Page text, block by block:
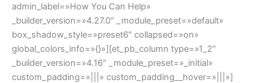
admin_label=»How You Can Help»
_builder_version=»4.27.0″ _module_preset=»default»
box_shadow_style=»preset6″ collapsed=»on»
global_colors_info=»{}»][et_pb_column type=»1_2″
_builder_version=»4.16″ _module_preset=»_initial»
custom_padding=»|||» custom_padding__hover=»|||»]